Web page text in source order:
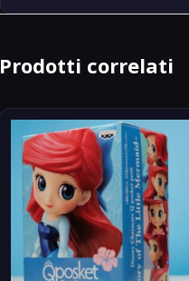
Prodotti correlati